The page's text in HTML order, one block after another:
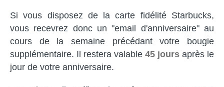
Si vous disposez de la carte fidélité Starbucks,
vous recevrez donc un "email d'anniversaire" au
cours de la semaine précédant votre bougie
supplémentaire. Il restera valable 45 jours après le
jour de votre anniversaire.